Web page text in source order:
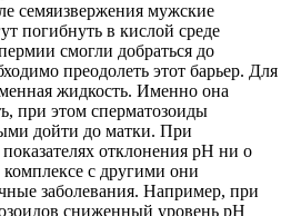
семяизвержения мужские
погибнуть в кислой среде
смогли добраться до
преодолеть этот барьер. Для
жидкость. Именно она
при этом сперматозоиды
дойти до матки. При
отклонения рН ни о
комплексе с другими они
заболевания. Например, при
сниженный уровень рН